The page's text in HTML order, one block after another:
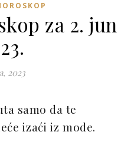
za 2. jun
2023
samo da te
izaći iz mode.